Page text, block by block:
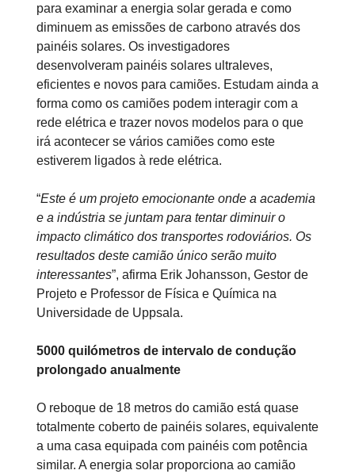
para examinar a energia solar gerada e como
diminuem as emissões de carbono através dos
painéis solares. Os investigadores
desenvolveram painéis solares ultraleves,
eficientes e novos para camiões. Estudam ainda a
forma como os camiões podem interagir com a
rede elétrica e trazer novos modelos para o que
irá acontecer se vários camiões como este
estiverem ligados à rede elétrica.
“Este é um projeto emocionante onde a academia
e a indústria se juntam para tentar diminuir o
impacto climático dos transportes rodoviários. Os
resultados deste camião único serão muito
interessantes”, afirma Erik Johansson, Gestor de
Projeto e Professor de Física e Química na
Universidade de Uppsala.
5000 quilómetros de intervalo de condução
prolongado anualmente
O reboque de 18 metros do camião está quase
totalmente coberto de painéis solares, equivalente
a uma casa equipada com painéis com potência
similar. A energia solar proporciona ao camião